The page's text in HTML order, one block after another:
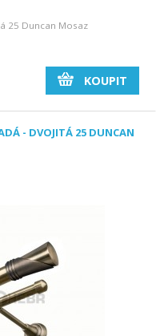
25 Duncan Mosaz
KOUPIT
- DVOJITÁ 25 DUNCAN